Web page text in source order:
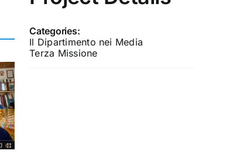
Categories:
Il Dipartimento nei Media
Terza Missione